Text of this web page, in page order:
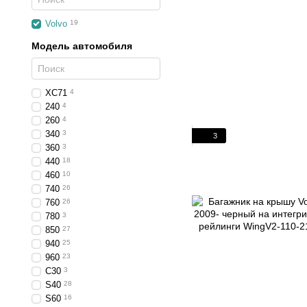
3
Volvo 19
Модель автомобиля
XC71 4
240 4
260 4
340 3
360 3
440 18
460 10
740 26
760 26
780 3
850 27
940 25
960 23
C30 3
S40 28
S60 16